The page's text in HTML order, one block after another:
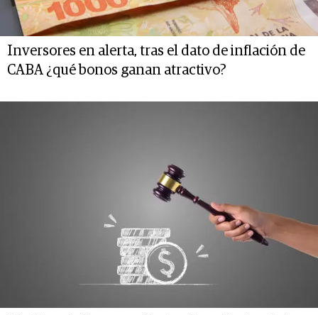
Inversores en alerta, tras el dato de inflación de
CABA ¿qué bonos ganan atractivo?